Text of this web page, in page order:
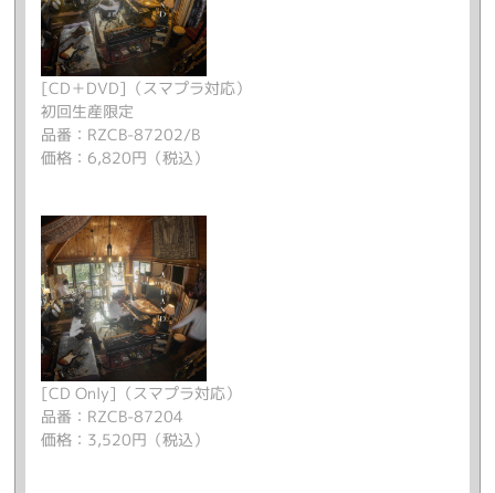
[CD＋DVD]（スマプラ対応）
初回生産限定
品番：RZCB-87202/B
価格：6,820円（税込）
[CD Only]（スマプラ対応）
品番：RZCB-87204
価格：3,520円（税込）